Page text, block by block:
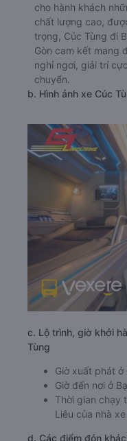
cho hành khách
chất lượng cao,
trọng, Cúc Tùng đi
Gòn cam kết mang
nghỉ ngơi, giải trí
chuyển.
b. Hình ảnh xe Cúc
c. Lộ trình, giờ khởi
Tùng
Giờ xuất phát ở
Giờ đến nơi ở
Thời gian chạy
Liêu của nhà xe
d. Các điểm đón